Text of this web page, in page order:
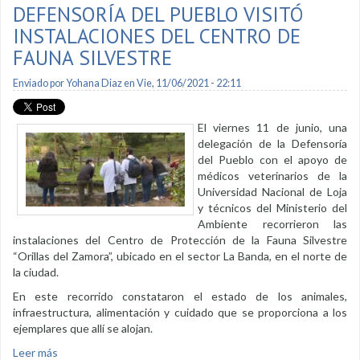
DEFENSORÍA DEL PUEBLO VISITÓ
INSTALACIONES DEL CENTRO DE
FAUNA SILVESTRE
Enviado porYohana Diazen Vie, 11/06/2021 - 22:11
El viernes 11 de junio, una
delegación de la Defensoría
del Pueblo con el apoyo de
médicos veterinarios de la
Universidad Nacional de Loja
y técnicos del Ministerio del
Ambiente recorrieron las
instalaciones del Centro de Protección de la Fauna Silvestre
“Orillas del Zamora”, ubicado en el sector La Banda, en el norte de
la ciudad.
En este recorrido constataron el estado de los animales,
infraestructura, alimentación y cuidado que se proporciona a los
ejemplares que allí se alojan.
Leer más